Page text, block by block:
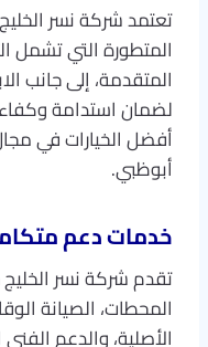
تعتمد شركة نسر
المتطورة التي تشمل
المتقدمة، إلى جانب
لضمان استدامة
أفضل الخيارات في
أبوظبي.
خدمات دعم
تقدم شركة نسر
المحطات، الصيانة
الأصلية، والدعم